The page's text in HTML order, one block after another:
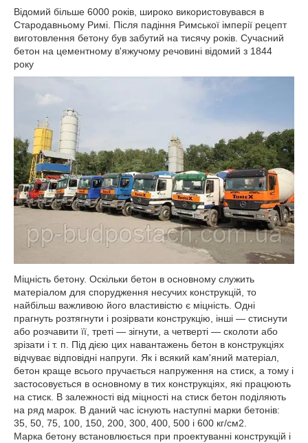
Відомий більше 6000 років, широко використовувався в
Стародавньому Римі. Після падіння Римської імперії рецепт
виготовлення бетону був забутий на тисячу років. Сучасний
бетон на цементному в'яжучому речовині відомий з 1844
року
Міцність бетону. Оскільки бетон в основному служить
матеріалом для спорудження несучих конструкцій, то
найбільш важливою його властивістю є міцність. Одні
прагнуть розтягнути і розірвати конструкцію, інші — стиснути
або розчавити її, треті — зігнути, а четверті — сколоти або
зрізати і т. п. Під дією цих навантажень бетон в конструкціях
відчуває відповідні напруги. Як і всякий кам'яний матеріал,
бетон краще всього пручається напруження на стиск, а тому і
застосовується в основному в тих конструкціях, які працюють
на стиск. В залежності від міцності на стиск бетон поділяють
на ряд марок. В даний час існують наступні марки бетонів:
35, 50, 75, 100, 150, 200, 300, 400, 500 і 600 кг/см2.
Марка бетону встановлюється при проектуванні конструкцій і